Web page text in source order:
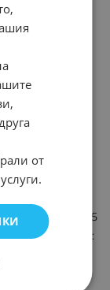
150/25VA
244548
(V): 25
(°C):
8.5x12mm
от